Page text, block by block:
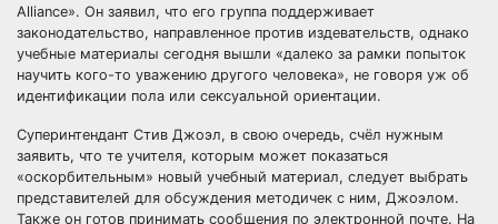
Alliance». Он заявил, что его группа поддерживает
законодательство, направленное против издевательств, однако
учебные материалы сегодня вышли «далеко за рамки попыток
научить кого-то уважению другого человека», не говоря уж об
идентификации пола или сексуальной ориентации.
Суперинтендант Стив Джоэл, в свою очередь, счёл нужным
заявить, что те учителя, которым может показаться
«оскорбительным» новый учебный материал, следует выбрать
представителей для обсуждения методичек с ним, Джоэлом.
Также он готов принимать сообщения по электронной почте. На